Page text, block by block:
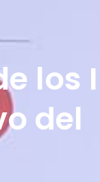
los I
del